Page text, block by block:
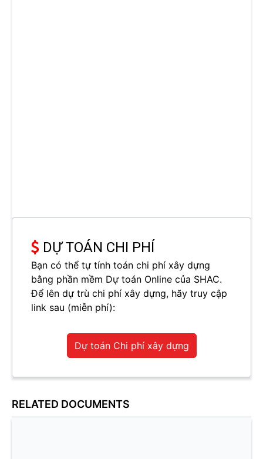
DỰ TOÁN CHI PHÍ
Bạn có thể tự tính toán chi phí xây dựng
bằng phần mềm Dự toán Online của SHAC.
Để lên dự trù chi phí xây dựng, hãy truy cập
link sau (miễn phí):
Dự toán Chi phí xây dựng
RELATED DOCUMENTS